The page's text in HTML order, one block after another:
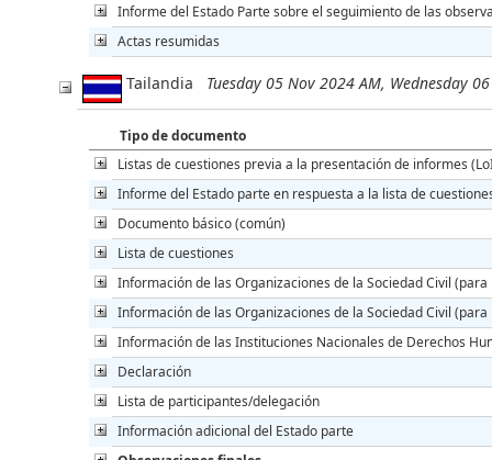
Informe del Estado Parte sobre el seguimiento de las
Actas resumidas
Tailandia Tuesday 05 Nov 2024 AM, Wednesday
Tipo de documento
Listas de cuestiones previa a la presentación de informes
Informe del Estado parte en respuesta a la lista de
Documento básico (común)
Lista de cuestiones
Información de las Organizaciones de la Sociedad Civil (para
Información de las Organizaciones de la Sociedad Civil
Información de las Instituciones Nacionales de Derechos
Declaración
Lista de participantes/delegación
Información adicional del Estado parte